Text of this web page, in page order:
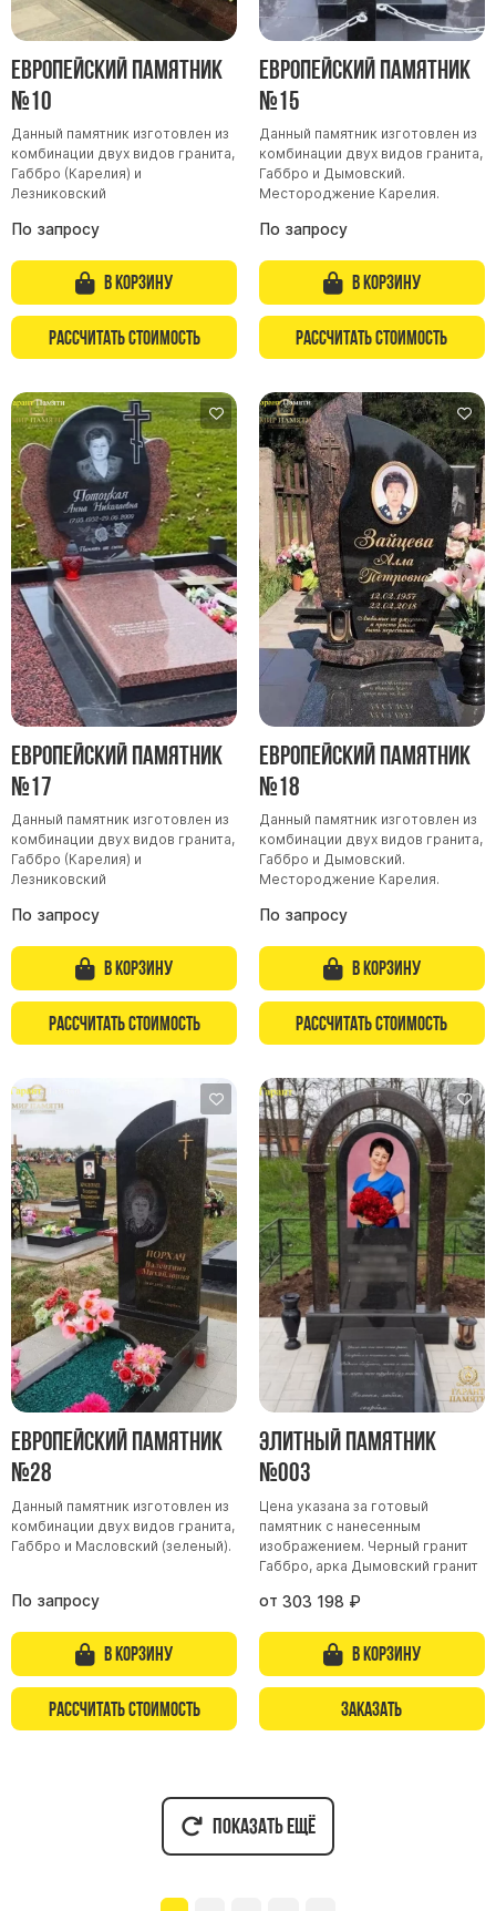
Европейский памятник
№10
Данный памятник изготовлен из
комбинации двух видов гранита,
Габбро (Карелия) и
Лезниковский
По запросу
В корзину
Рассчитать стоимость
Европейский памятник
№15
Данный памятник изготовлен из
комбинации двух видов гранита,
Габбро и Дымовский.
Местороджение Карелия.
По запросу
В корзину
Рассчитать стоимость
Европейский памятник
№17
Данный памятник изготовлен из
комбинации двух видов гранита,
Габбро (Карелия) и
Лезниковский
По запросу
В корзину
Рассчитать стоимость
Европейский памятник
№18
Данный памятник изготовлен из
комбинации двух видов гранита,
Габбро и Дымовский.
Местороджение Карелия.
По запросу
В корзину
Рассчитать стоимость
Европейский памятник
№28
Данный памятник изготовлен из
комбинации двух видов гранита,
Габбро и Масловский (зеленый).
По запросу
В корзину
Рассчитать стоимость
Элитный памятник
№003
Цена указана за готовый
памятник с нанесенным
изображением. Черный гранит
Габбро, арка Дымовский гранит
от 303 198 ₽
В корзину
Заказать
Показать ещё